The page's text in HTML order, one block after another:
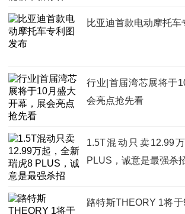
比亚迪首款电动摩托车
行业|首届湾芯展将于
会亮点抢先看
1.5T混动只卖12.99
PLUS，诚意是最强杀
路特斯THEORY 1将